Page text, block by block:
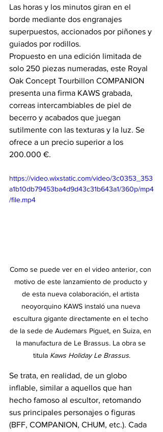
Las horas y los minutos giran en el
borde mediante dos engranajes
superpuestos, accionados por piñones y
guiados por rodillos.
Propuesto en una edición limitada de
solo 250 piezas numeradas, este Royal
Oak Concept Tourbillon COMPANION
presenta una firma KAWS grabada,
correas intercambiables de piel de
becerro y acabados que juegan
sutilmente con las texturas y la luz. Se
ofrece a un precio superior a los
200.000 €.
https://video.wixstatic.com/video/3c0353_353
a1b10db79453ba4d9d43c31b643a1/360p/mp4
/file.mp4
Como se puede ver en el video anterior, con
motivo de este lanzamiento de producto y
de esta nueva colaboración, el artista
neoyorquino KAWS instaló una nueva
escultura gigante directamente en el techo
de la sede de Audemars Piguet, en Suiza, en
la manufactura de Le Brassus. La obra se
titula Kaws Holiday Le Brassus.
Se trata, en realidad, de un globo
inflable, similar a aquellos que han
hecho famoso al escultor, retomando
sus principales personajes o figuras
(BFF, COMPANION, CHUM, etc.). Cada